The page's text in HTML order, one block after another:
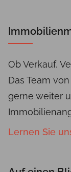
Ob Verkauf,
Das Team
gerne weiter
Lernen Sie